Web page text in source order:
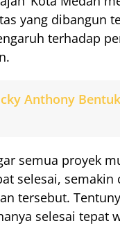
yang dibangun
terhadap
Anthony
semua proyek
selesai, semakin
tersebut.
selesai tepat